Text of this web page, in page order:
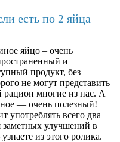
есть по 2 яйца
яйцо – очень
и
продукт, без
не могут представить
рацион многие из нас. А
— очень полезный!
употреблять всего два
заметных улучшений в
из этого ролика.